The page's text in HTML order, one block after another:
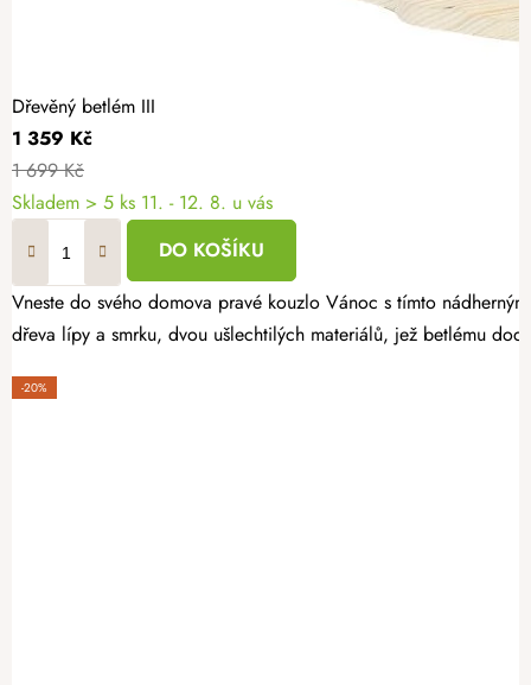
Dřevěný betlém III
1 359 Kč
1 699 Kč
Skladem > 5 ks 11. - 12. 8. u vás
DO KOŠÍKU
Vneste do svého domova pravé kouzlo Vánoc s tímto
dřeva lípy a smrku, dvou ušlechtilých materiálů, jež betlému
-20%